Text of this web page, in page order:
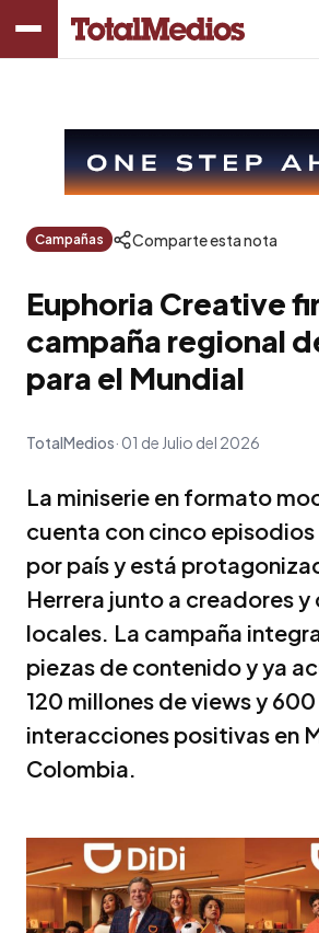
Campañas Comparte esta nota
Euphoria Creative
campaña regional
para el Mundial
TotalMedios 01 de Julio del 2026
La miniserie en formato
cuenta con cinco
por país y está
Herrera junto a creadores
locales. La campaña
piezas de contenido y ya
120 millones de views y
interacciones positivas en
Colombia.